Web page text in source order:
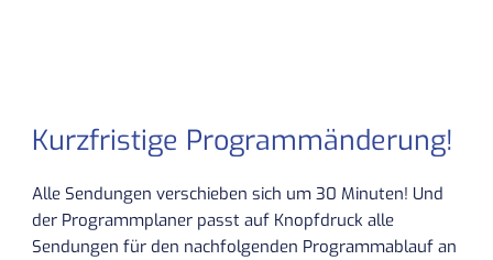
Kurzfristige Programmänderung!
Alle Sendungen verschieben sich um 30 Minuten! Und
der Programmplaner passt auf Knopfdruck alle
Sendungen für den nachfolgenden Programmablauf an